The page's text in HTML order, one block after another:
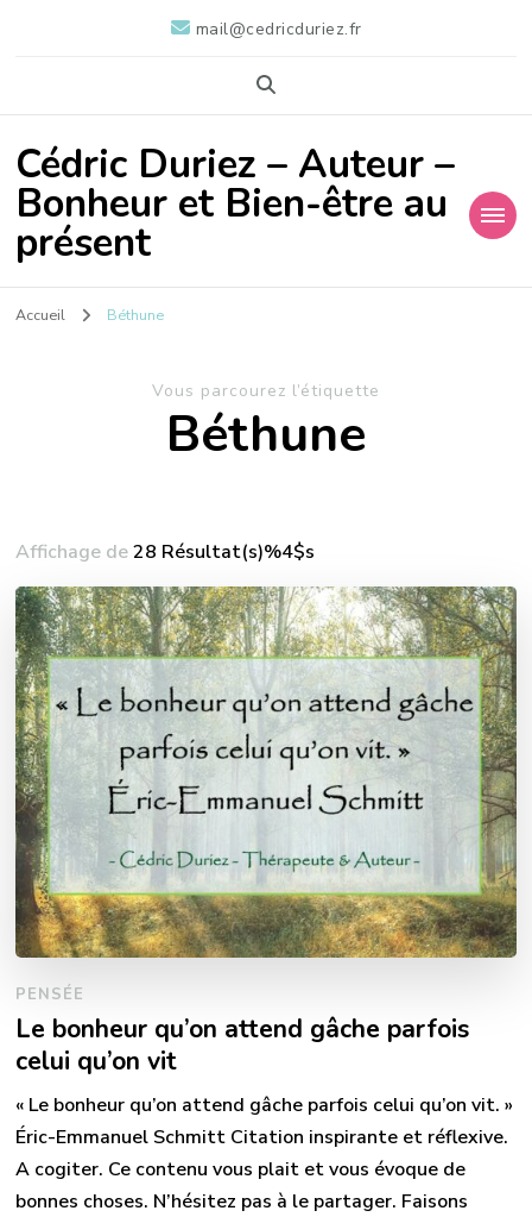
mail@cedricduriez.fr
Cédric Duriez – Auteur –
Bonheur et Bien-être au
présent
Accueil Béthune
Vous parcourez l’étiquette
Béthune
Affichage de28 Résultat(s)%4$s
PENSÉE
Le bonheur qu’on attend gâche parfois
celui qu’on vit
« Le bonheur qu’on attend gâche parfois celui qu’on vit. »
Éric-Emmanuel Schmitt Citation inspirante et réflexive.
A cogiter. Ce contenu vous plait et vous évoque de
bonnes choses. N’hésitez pas à le partager. Faisons